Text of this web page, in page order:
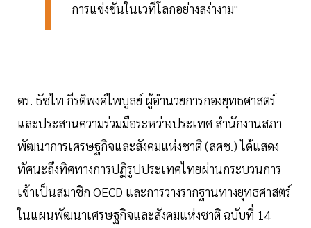
การแข่งขันในเวทีโลกอย่างสง่างาม"
ดร. ธัชไท กีรติพงค์ไพบูลย์ ผู้อำนวยการกองยุทธศาสตร์
และประสานความร่วมมือระหว่างประเทศ สำนักงานสภา
พัฒนาการเศรษฐกิจและสังคมแห่งชาติ (สศช.) ได้แสดง
ทัศนะถึงทิศทางการปฏิรูปประเทศไทยผ่านกระบวนการ
เข้าเป็นสมาชิก OECD และการวางรากฐานทางยุทธศาสตร์
ในแผนพัฒนาเศรษฐกิจและสังคมแห่งชาติ ฉบับที่ 14